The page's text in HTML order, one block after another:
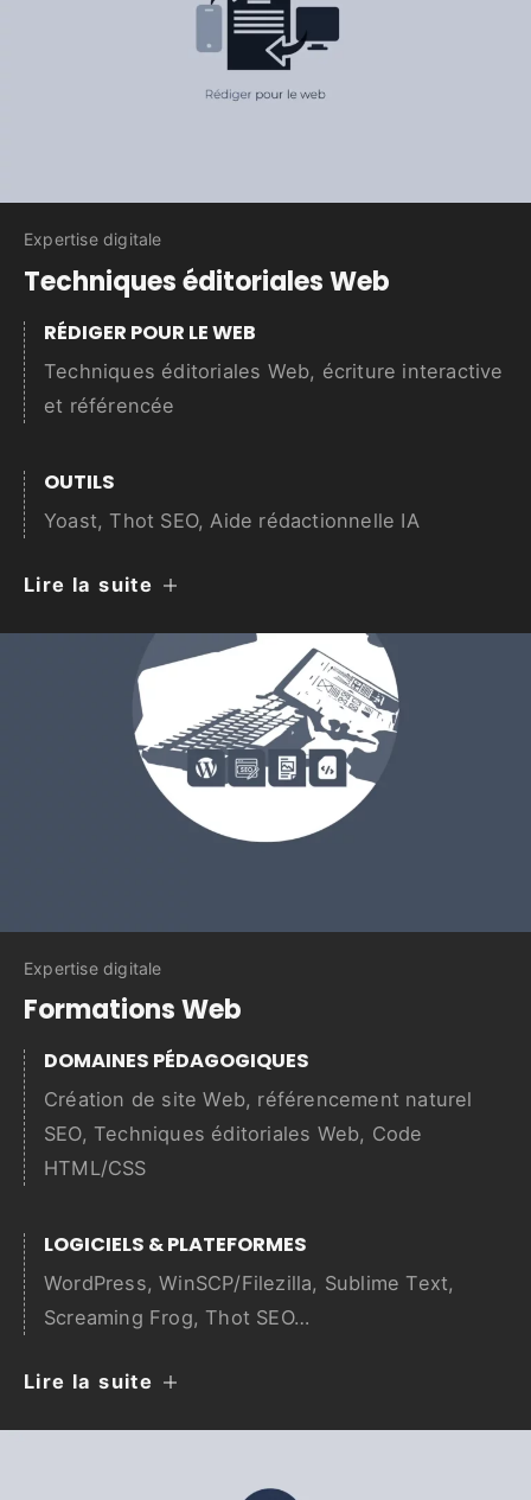
Expertise digitale
Techniques éditoriales Web
RÉDIGER POUR LE WEB
Techniques éditoriales Web, écriture interactive
et référencée
OUTILS
Yoast, Thot SEO, Aide rédactionnelle IA
Lire la suite
Expertise digitale
Formations Web
DOMAINES PÉDAGOGIQUES
Création de site Web, référencement naturel
SEO, Techniques éditoriales Web, Code
HTML/CSS
LOGICIELS & PLATEFORMES
WordPress, WinSCP/Filezilla, Sublime Text,
Screaming Frog, Thot SEO…
Lire la suite